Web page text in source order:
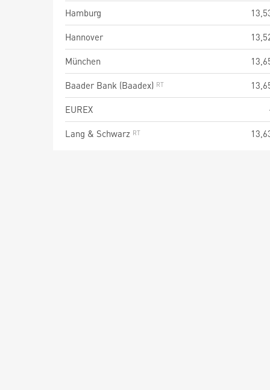
Hamburg
Hannover
München
Baader Bank (Baadex)
EUREX
Lang & Schwarz